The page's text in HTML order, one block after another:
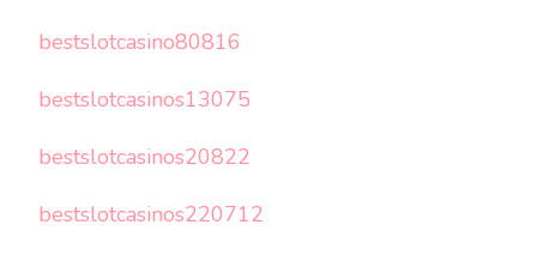
bestslotcasino80816
bestslotcasinos13075
bestslotcasinos20822
bestslotcasinos220712